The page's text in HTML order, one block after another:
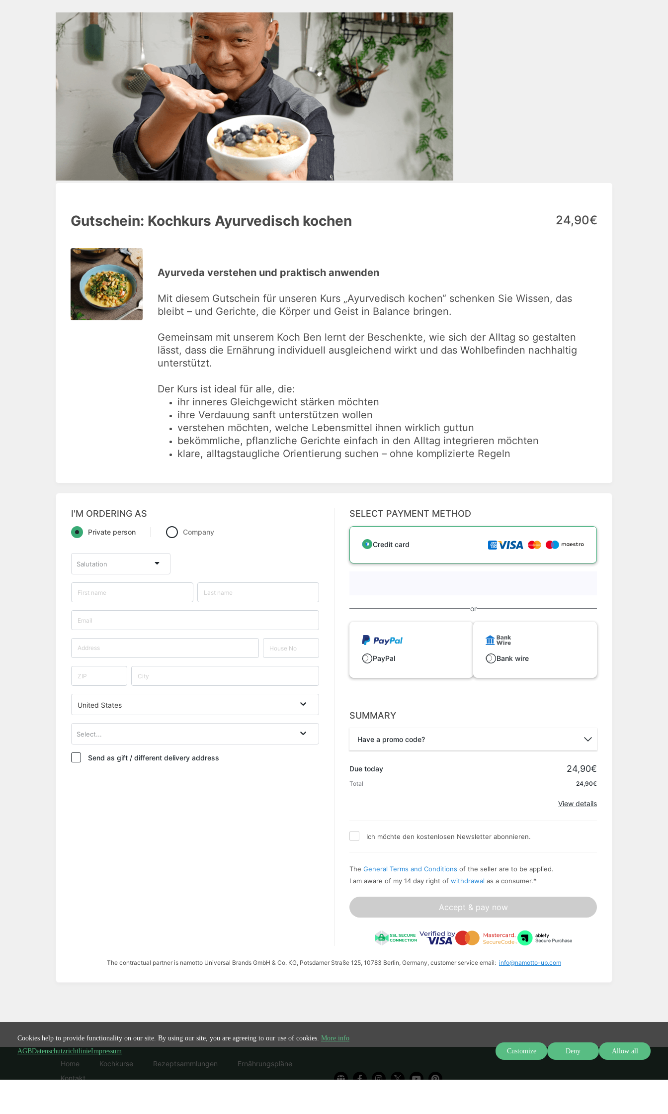
Gutschein: Kochkurs Ayurvedisch kochen 24,90€
Ayurveda verstehen und praktisch anwenden
Mit diesem Gutschein für unseren Kurs „Ayurvedisch kochen“ schenken Sie Wissen, das
bleibt – und Gerichte, die Körper und Geist in Balance bringen.
Gemeinsam mit unserem Koch Ben lernt der Beschenkte, wie sich der Alltag so gestalten
lässt, dass die Ernährung individuell ausgleichend wirkt und das Wohlbefinden nachhaltig
unterstützt.
Der Kurs ist ideal für alle, die:
ihr inneres Gleichgewicht stärken möchten
ihre Verdauung sanft unterstützen wollen
verstehen möchten, welche Lebensmittel ihnen wirklich guttun
bekömmliche, pflanzliche Gerichte einfach in den Alltag integrieren möchten
klare, alltagstaugliche Orientierung suchen – ohne komplizierte Regeln
I'M ORDERING AS
Private person Company
Salutation
United States
Select...
Send as gift / different delivery address
SELECT PAYMENT METHOD
Credit card
or
PayPal Bank wire
SUMMARY
Have a promo code?
Due today 24,90€
Total 24,90€
View details
Ich möchte den kostenlosen Newsletter abonnieren.
The General Terms and Conditions of the seller are to be applied.
I am aware of my 14 day right of withdrawal as a consumer.*
Accept & pay now
The contractual partner is namotto Universal Brands GmbH & Co. KG, Potsdamer Straße 125, 10783 Berlin, Germany, customer service email: info@namotto-ub.com
Home Kochkurse Rezeptsammlungen
Ernährungspläne
Kontakt
Cookies help to provide functionality on our site. By using our site, you are agreeing to our use of cookies. More info
AGBDatenschutzrichtlinieImpressum Customize Deny Allow all